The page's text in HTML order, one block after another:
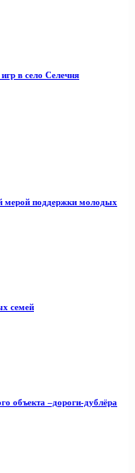
в село Селечня
мерой поддержки молодых
семей
объекта –дороги-дублёра